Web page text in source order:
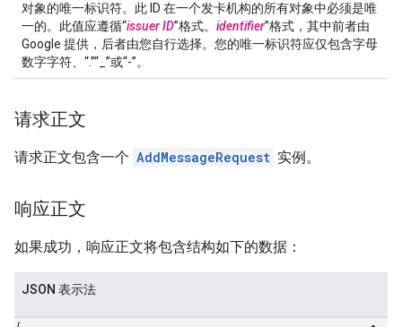
对象的唯一标识符。此 ID 在一个发卡机构的所有对象中必须是唯
一的。此值应遵循“issuer ID”格式。 identifier”格式，其中前者由
Google 提供，后者由您自行选择。您的唯一标识符应仅包含字母
数字字符、“.”“_”或“-”。
请求正文
请求正文包含一个 AddMessageRequest 实例。
响应正文
如果成功，响应正文将包含结构如下的数据：
JSON 表示法